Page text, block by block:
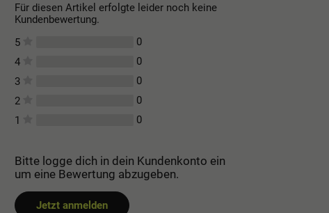
Für diesen Artikel erfolgte leider noch keine
Kundenbewertung.
5
0
4
0
3
0
2
0
1
0
Bitte logge dich in dein Kundenkonto ein
um eine Bewertung abzugeben.
Jetzt anmelden